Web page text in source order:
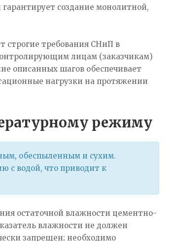
создание монолитной,
строгие требования СНиП в
лицам (заказчикам)
описанных шагов обеспечивает
нагрузки на протяжении
режиму
обеспыленным и сухим.
с водой, что приводит к
остаточной влажности цементно-
влажности не должен
запрещен; необходимо